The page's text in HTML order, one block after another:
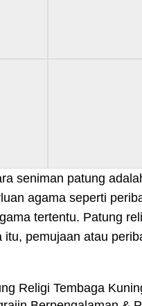
seniman patung
agama seperti
tertentu. Patung
pemujaan atau
Religi Tembaga